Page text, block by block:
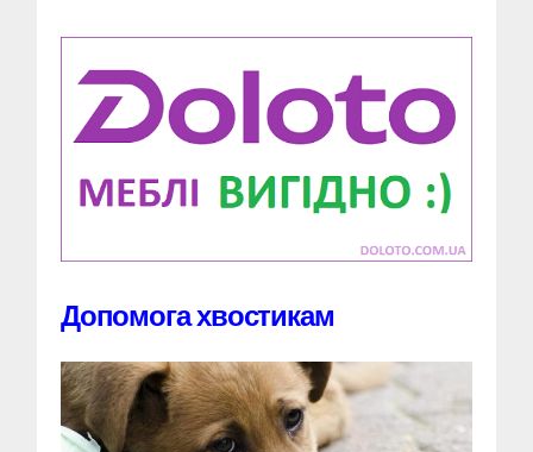
Допомога хвостикам